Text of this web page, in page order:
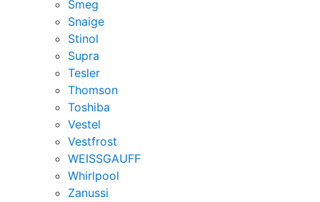
Smeg
Snaige
Stinol
Supra
Tesler
Thomson
Toshiba
Vestel
Vestfrost
WEISSGAUFF
Whirlpool
Zanussi